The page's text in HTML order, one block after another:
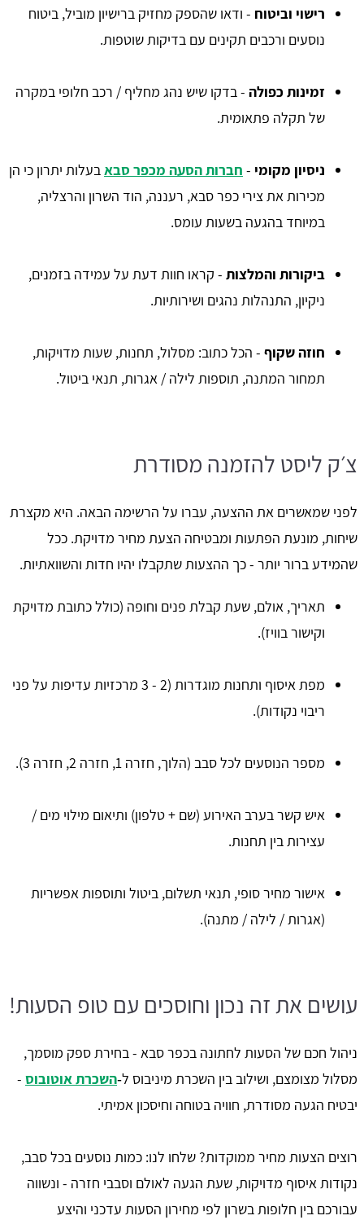
רישוי וביטוח - ודאו שהספק מחזיק ברישיון מוביל, ביטוח
נוסעים ורכבים תקינים עם בדיקות שוטפות.
זמינות כפולה - בדקו שיש נהג מחליף / רכב חלופי במקרה
של תקלה פתאומית.
ניסיון מקומי - חברות הסעה מכפר סבאבעלות יתרון כי הן
מכירות את צירי כפר סבא, רעננה, הוד השרון והרצליה,
במיוחד בהגעה בשעות עומס.
ביקורות והמלצות - קראו חוות דעת על עמידה בזמנים,
ניקיון, התנהלות נהגים ושירותיות.
חוזה שקוף - הכל כתוב: מסלול, תחנות, שעות מדויקות,
תמחור המתנה, תוספות לילה / אגרות, תנאי ביטול.
צ׳ק ליסט להזמנה מסודרת
לפני שמאשרים את ההצעה, עברו על הרשימה הבאה. היא מקצרת
שיחות, מונעת הפתעות ומבטיחה הצעת מחיר מדויקת. ככל
שהמידע ברור יותר - כך ההצעות שתקבלו יהיו חדות והשוואתיות.
תאריך, אולם, שעת קבלת פנים וחופה (כולל כתובת מדויקת
וקישור בוויז).
מפת איסוף ותחנות מוגדרות (2 - 3 מרכזיות עדיפות על פני
ריבוי נקודות).
מספר הנוסעים לכל סבב (הלוך, חזרה 1, חזרה 2, חזרה 3).
איש קשר בערב האירוע (שם + טלפון) ותיאום מילוי מים /
עצירות בין תחנות.
אישור מחיר סופי, תנאי תשלום, ביטול ותוספות אפשריות
(אגרות / לילה / מתנה).
עושים את זה נכון וחוסכים עם טופ הסעות!
ניהול חכם של הסעות לחתונה בכפר סבא - בחירת ספק מוסמך,
מסלול מצומצם, ושילוב בין השכרת מיניבוס ל‑השכרת אוטובוס -
יבטיח הגעה מסודרת, חוויה בטוחה וחיסכון אמיתי.
רוצים הצעות מחיר ממוקדות? שלחו לנו: כמות נוסעים בכל סבב,
נקודות איסוף מדויקות, שעת הגעה לאולם וסבבי חזרה - ונשווה
עבורכם בין חלופות בשרון לפי מחירון הסעות עדכני והיצע